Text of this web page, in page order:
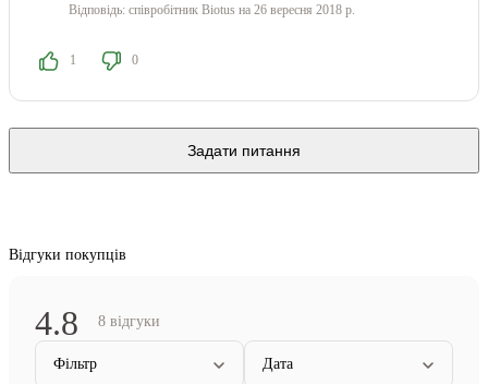
Відповідь: співробітник Biotus на 26 вересня 2018 р.
1 0
Задати питання
Відгуки покупців
4.8 8 відгуки
Фільтр Дата